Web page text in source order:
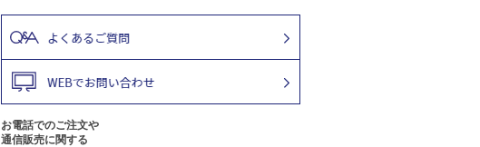
お電話でのご注文や
通信販売に関する